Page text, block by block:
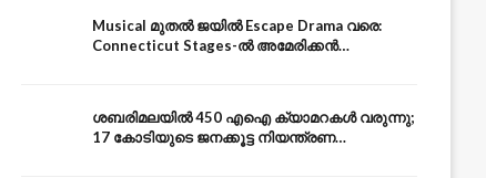
Musical മുതൽ ജയിൽ Escape Drama വരെ:
Connecticut Stages-ൽ അമേരിക്കൻ
ശബരിമലയിൽ 450 എഐ ക്യാമറകൾ വരുന്നു;
17 കോടിയുടെ ജനക്കൂട്ട നിയന്ത്രണ